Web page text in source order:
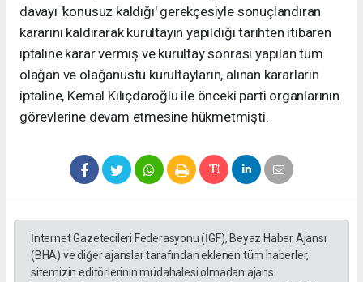
davayı 'konusuz kaldığı' gerekçesiyle sonuçlandıran
kararını kaldırarak kurultayın yapıldığı tarihten itibaren
iptaline karar vermiş ve kurultay sonrası yapılan tüm
olağan ve olağanüstü kurultayların, alınan kararların
iptaline, Kemal Kılıçdaroğlu ile önceki parti organlarının
görevlerine devam etmesine hükmetmişti.
İnternet Gazetecileri Federasyonu (İGF), Beyaz Haber Ajansı
(BHA) ve diğer ajanslar tarafından eklenen tüm haberler,
sitemizin editörlerinin müdahalesi olmadan ajans